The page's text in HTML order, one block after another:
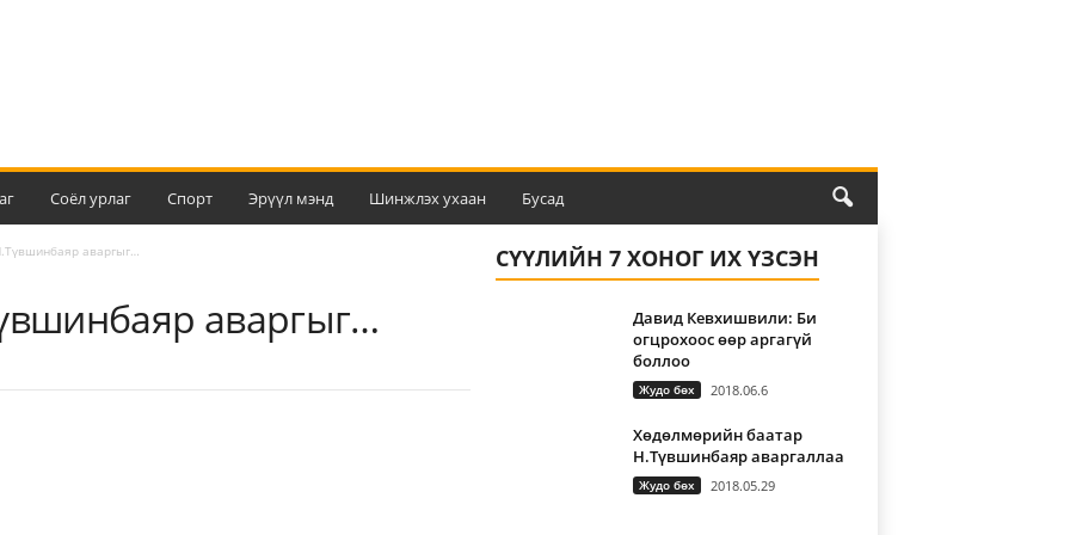
Соёл урлаг Спорт Эрүүл мэнд Шинжлэх ухаан Бусад
аваргыг…
аваргыг…
СҮҮЛИЙН 7 ХОНОГ ИХ ҮЗСЭН
Давид Кевхишвили: Би
огцрохоос өөр аргагүй
боллоо
Жудо бөх 2018.06.6
Хөдөлмөрийн баатар
Н.Түвшинбаяр аваргаллаа
Жудо бөх 2018.05.29